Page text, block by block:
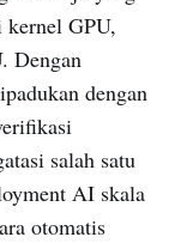
kernel GPU,
Dengan
dengan
salah satu
AI skala
otomatis